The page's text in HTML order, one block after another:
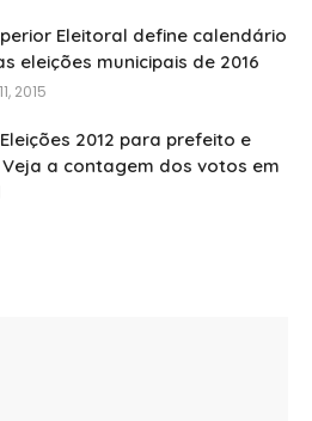
Eleitoral define calendário
eleições municipais de 2016
2015
2012 para prefeito e
a contagem dos votos em